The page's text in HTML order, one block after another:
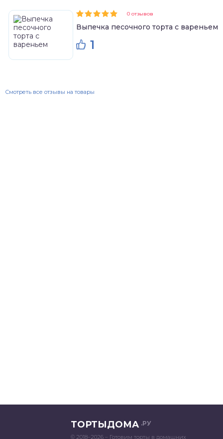
0 отзывов
Выпечка песочного торта с вареньем
1
Смотреть все отзывы на товары
ТОРТЫДОМА .РУ
© 2018–2026 – Готовим торты в домашних